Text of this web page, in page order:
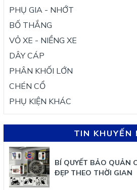
PHỤ GIA - NHỚT
BỐ THẮNG
VỎ XE - NIỀNG XE
DÂY CÁP
PHÂN KHỐI LỚN
CHÉN CỔ
PHỤ KIỆN KHÁC
TIN KHUYẾN
BÍ QUYẾT BẢO QUẢN
ĐẸP THEO THỜI GIAN